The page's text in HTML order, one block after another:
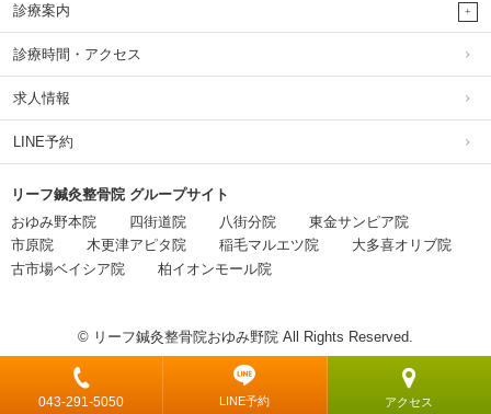
043-291-5050 LINE予約 アクセス
診療案内
診療時間・アクセス
求人情報
LINE予約
リーフ鍼灸整骨院 グループサイト
おゆみ野本院
四街道院 八街分院
東金サンピア院
市原院
木更津アピタ院 稲毛マルエツ院
大多喜オリブ院
古市場ベイシア院
柏イオンモール院
© リーフ鍼灸整骨院おゆみ野院 All Rights Reserved.